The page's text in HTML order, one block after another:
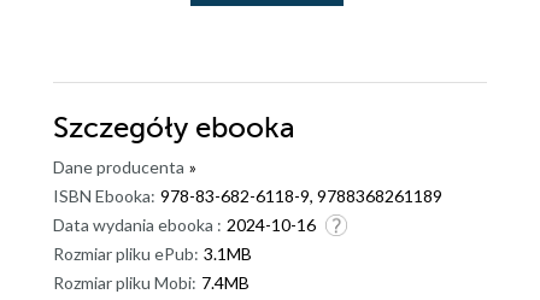
Szczegóły ebooka
Dane producenta »
ISBN Ebooka: 978-83-682-6118-9, 9788368261189
Data wydania ebooka : 2024-10-16
Rozmiar pliku ePub: 3.1MB
Rozmiar pliku Mobi: 7.4MB